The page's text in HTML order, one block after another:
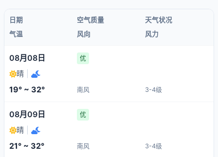
日期 空气质量
天气状况
气温
风向 风力
08月08日 优
晴
19° ~ 32° 南风 3-4级
08月09日 优
晴
21° ~ 32° 南风 3-4级